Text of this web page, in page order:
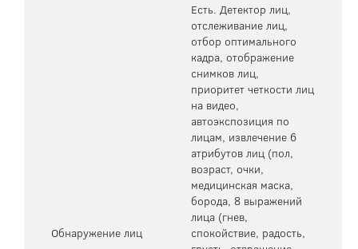
Обнаружение лиц
Есть. Детектор лиц,
отслеживание лиц,
отбор оптимального
кадра, отображение
снимков лиц,
приоритет четкости лиц
на видео,
автоэкспозиция по
лицам, извлечение 6
атрибутов лиц (пол,
возраст, очки,
медицинская маска,
борода, 8 выражений
лица (гнев,
спокойствие, радость,